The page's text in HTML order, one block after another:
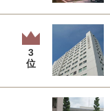
3
位